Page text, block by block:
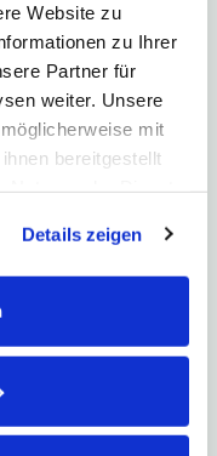
Website zu
zu Ihrer
Partner für
weiter. Unsere
mit
bereitgestellt
Impressum.
Details zeigen
Meinung
Instrument
eines
ist
der